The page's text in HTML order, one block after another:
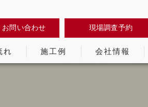
お問い合わせ 現場調査予約
れ 施工例 会社情報